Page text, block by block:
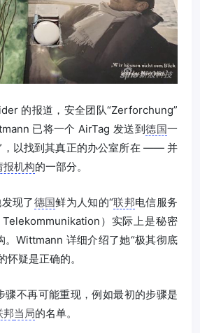
的报道，安全团队“Zerforchung”
已将一个 AirTag 发送到德国一
，以找到其真正的办公室所在 —— 并
报机构的一部分。
现了德国鲜为人知的“联邦电信服务
）实际上是秘密
。Wittmann 详细介绍了她“极其彻底
怀疑是正确的。
骤不再可能重现，例如最初的步骤是
邦当局的名单。